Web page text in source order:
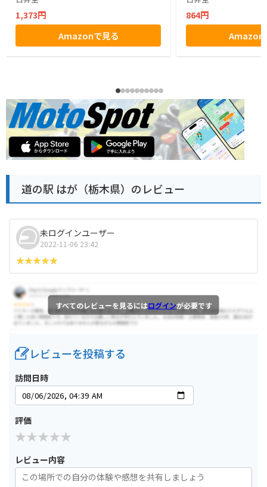
1,373円
Amazonで見る
864円
Amazon
道の駅 はが（栃木県）のレビュー
未ログインユーザー
2022-11-06 23:42
すべてのレビューを見るにはログインが必要です
レビューを投稿する
訪問日時
評価
レビュー内容